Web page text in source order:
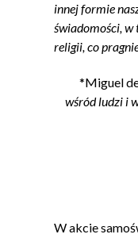
innej formie
świadomości, w
religii, co
*Miguel
wśród ludzi i
W akcie